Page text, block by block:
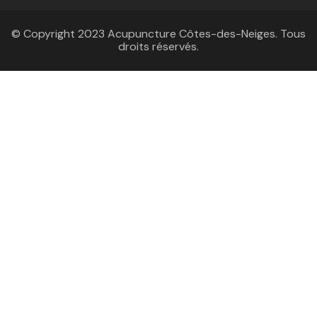
© Copyright 2023 Acupuncture Côtes-des-Neiges. Tous
droits réservés.